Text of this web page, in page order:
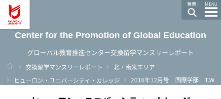
MENU
Center for the Promotion of Global Education
グローバル教育推進センター交換留学マンスリーレポート
ホーム
交換留学マンスリーレポート
北・南米エリア
ヒューロン・ユニバーシティ・カレッジ
2016年12月号 国際学部 T.W